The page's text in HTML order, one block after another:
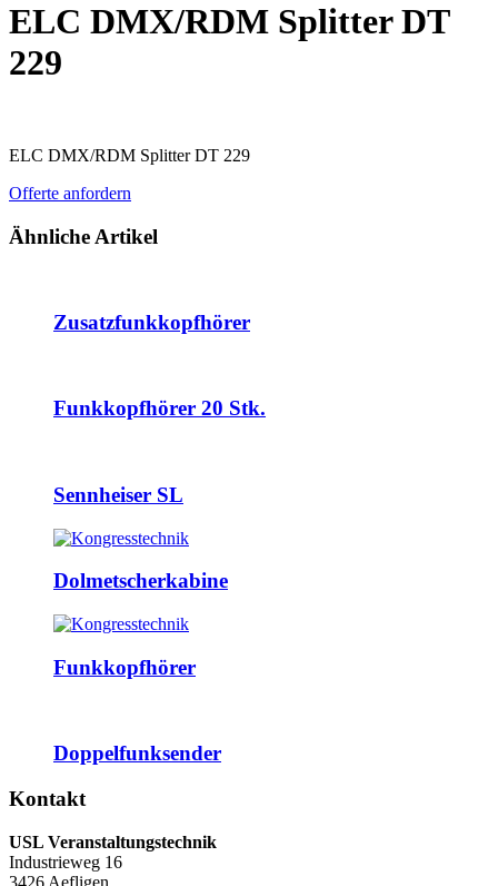
ELC DMX/RDM Splitter DT
229
ELC DMX/RDM Splitter DT 229
Offerte anfordern
Ähnliche Artikel
Zusatzfunkkopfhörer
Funkkopfhörer 20 Stk.
Sennheiser SL
Dolmetscherkabine
Funkkopfhörer
Doppelfunksender
Kontakt
USL Veranstaltungstechnik
Industrieweg 16
3426 Aefligen